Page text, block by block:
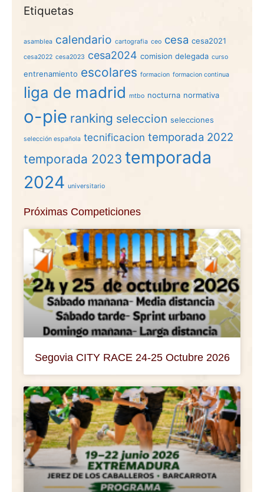
Etiquetas
asamblea calendario cartografia ceo cesa cesa2021
cesa2022 cesa2023 cesa2024 comision delegada curso
entrenamiento escolares formacion formacion continua
liga de madrid mtbo nocturna normativa
o-pie ranking seleccion selecciones
selección española tecnificacion temporada 2022
temporada 2023 temporada
2024 universitario
Próximas Competiciones
Segovia CITY RACE 24-25 Octubre 2026